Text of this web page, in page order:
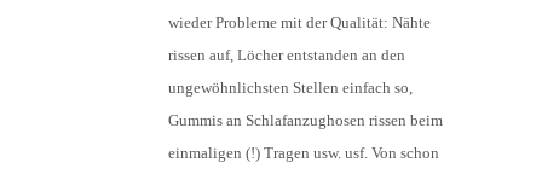
wieder Probleme mit der Qualität: Nähte
rissen auf, Löcher entstanden an den
ungewöhnlichsten Stellen einfach so,
Gummis an Schlafanzughosen rissen beim
einmaligen (!) Tragen usw. usf. Von schon